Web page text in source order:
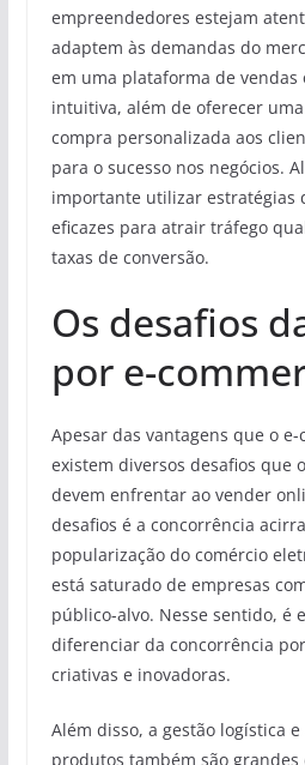
empreendedores estejam
adaptem às demandas do
em uma plataforma de vendas
intuitiva, além de oferecer
compra personalizada aos
para o sucesso nos negócios.
importante utilizar estratégias
eficazes para atrair tráfego
taxas de conversão.
Os desafios
por e-
Apesar das vantagens que o
existem diversos desafios que
devem enfrentar ao vender
desafios é a concorrência
popularização do comércio
está saturado de empresas
público-alvo. Nesse sentido, é
diferenciar da concorrência
criativas e inovadoras.
Além disso, a gestão logística
produtos também são